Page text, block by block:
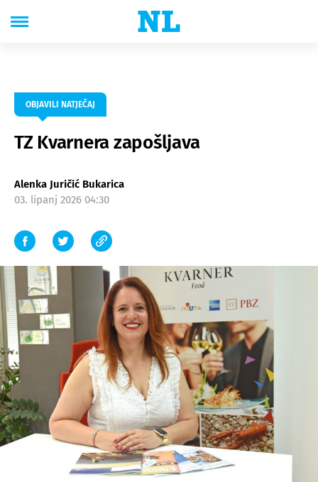
OBJAVILI NATJEČAJ
TZ Kvarnera zapošljava
Alenka Juričić Bukarica
03. lipanj 2026 04:30